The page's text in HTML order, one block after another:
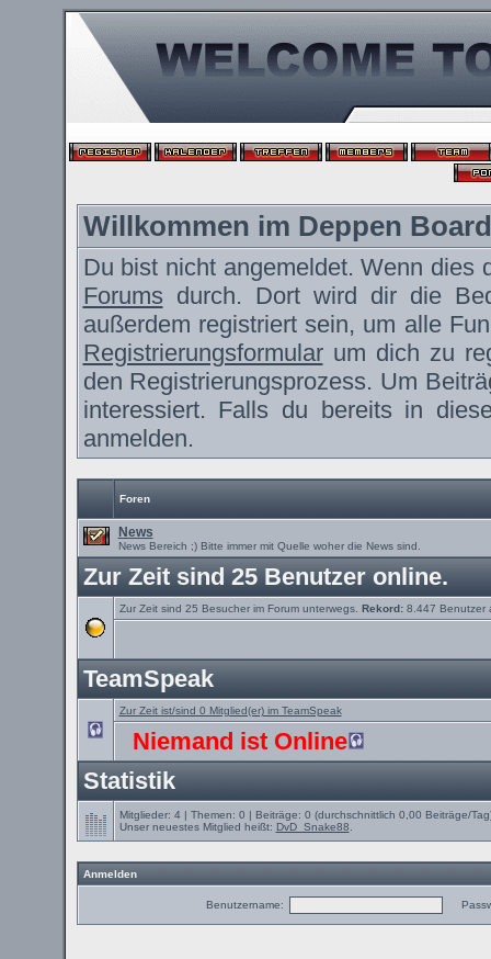
Willkommen im Deppen Board
Du bist nicht angemeldet. Wenn
Forums durch. Dort wird dir die
außerdem registriert sein, um alle
Registrierungsformularum dich zu
den Registrierungsprozess. Um
interessiert. Falls du bereits in
anmelden.
Foren
News
News Bereich ;) Bitte immer mit Quelle woher die News sind.
Zur Zeit sind 25 Benutzer online.
Zur Zeit sind 25 Besucher im Forum unterwegs. Rekord:8.447 Benutzer
TeamSpeak
Zur Zeit ist/sind 0 Mitglied(er) im TeamSpeak
Niemand ist Online
Statistik
Mitglieder: 4 | Themen: 0 | Beiträge: 0 (durchschnittlich 0,00 Beiträge/
Unser neuestes Mitglied heißt: DvD_Snake88
Anmelden
Benutzername: